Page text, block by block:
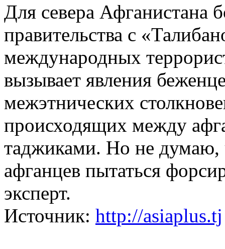
Для севера Афганистана
правительства с
международных
вызывает явления
межэтнических
происходящих между
таджиками. Но не думаю,
афганцев пытаться
эксперт.
Источник: http://asiaplus.tj